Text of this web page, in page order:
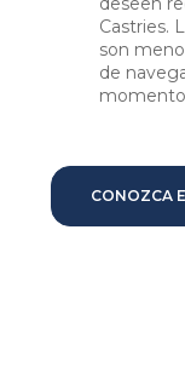
Castries.
son
de
momento
CONOZCA